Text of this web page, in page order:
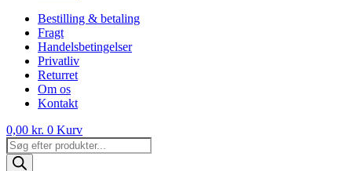
Bestilling & betaling
Fragt
Handelsbetingelser
Privatliv
Returret
Om os
Kontakt
0,00 kr. 0 Kurv
Products
search